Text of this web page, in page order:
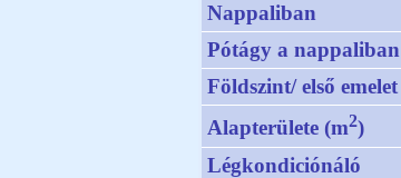
Nappaliban
Pótágy a nappaliban
Földszint/ első emelet
Alapterülete (m2)
Légkondiciónáló